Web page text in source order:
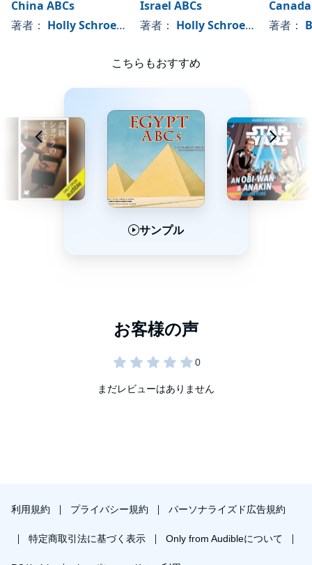
China ABCs
著者： Holly Schroeder , 、その他
Israel ABCs
著者： Holly Schroeder , 、その
著者：
こちらもおすすめ
サンプル
まだレビューはありません
利用規約 プライバシー規約 パーソナライズド広告規約
特定商取引法に基づく表示 Only from Audibleについて